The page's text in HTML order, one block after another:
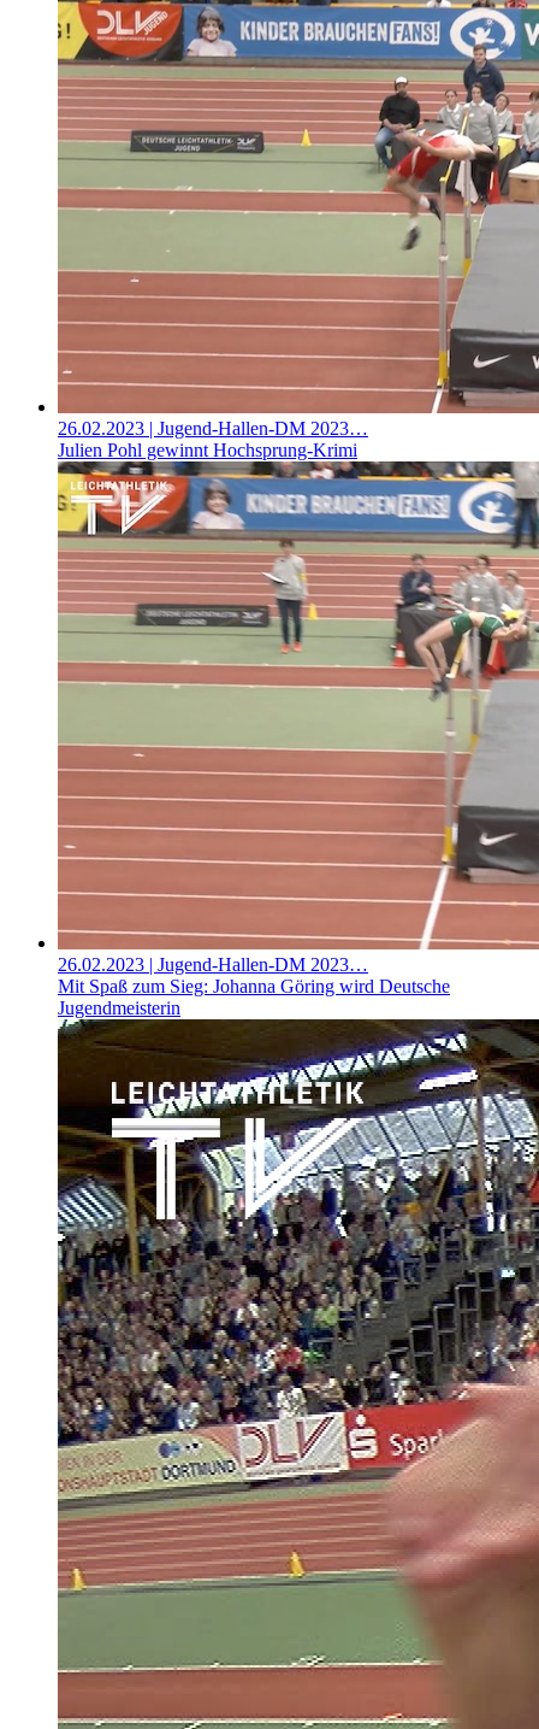
26.02.2023 | Jugend-Hallen-DM 2023…
Julien Pohl gewinnt Hochsprung-Krimi
26.02.2023 | Jugend-Hallen-DM 2023…
Mit Spaß zum Sieg: Johanna Göring wird Deutsche
Jugendmeisterin